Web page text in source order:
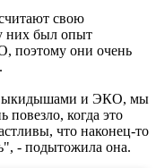
свою
них был опыт
поэтому они очень
выкидышами и ЭКО, мы
повезло, когда это
что наконец-то
- подытожила она.